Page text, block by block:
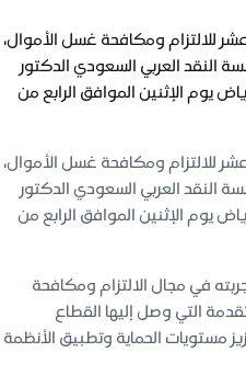
للالتزام ومكافحة غسل الأموال،
النقد العربي السعودي الدكتور
يوم الإثنين الموافق الرابع من
للالتزام ومكافحة غسل الأموال،
النقد العربي السعودي الدكتور
يوم الإثنين الموافق الرابع من
في مجال الالتزام ومكافحة
التي وصل إليها القطاع
مستويات الحماية وتطبيق الأنظمة